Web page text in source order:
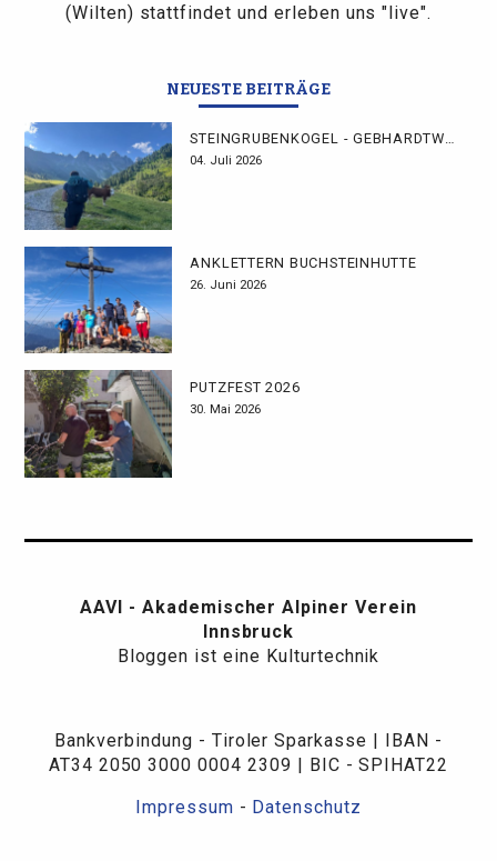
(Wilten) stattfindet und erleben uns "live".
NEUESTE BEITRÄGE
STEINGRUBENKOGEL - GEBHARDTWEG
04. Juli 2026
ANKLETTERN BUCHSTEINHÜTTE
26. Juni 2026
PUTZFEST 2026
30. Mai 2026
AAVI - Akademischer Alpiner Verein
Innsbruck
Bloggen ist eine Kulturtechnik
Bankverbindung - Tiroler Sparkasse | IBAN -
AT34 2050 3000 0004 2309 | BIC - SPIHAT22
Impressum - Datenschutz